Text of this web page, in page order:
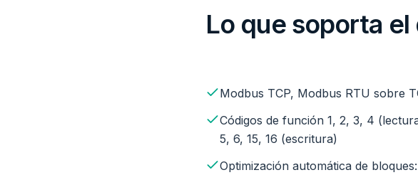
Lo que soporta
Modbus TCP, Modbus RTU sobre
Códigos de función 1, 2, 3, 4
5, 6, 15, 16 (escritura)
Optimización automática de